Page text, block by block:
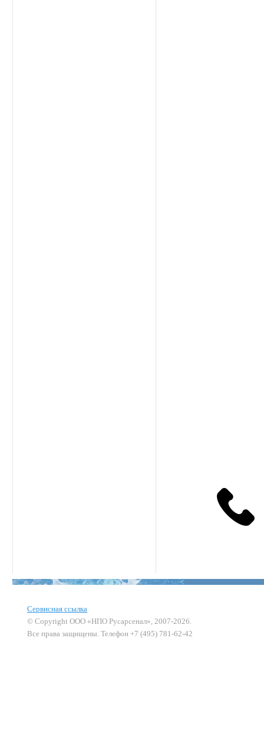
Сервисная ссылка
© Copyright ООО «НПО Русарсенал», 2007-2026.
Все права защищены. Телефон +7 (495) 781-62-42